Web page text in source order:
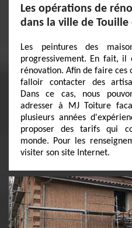
Les opérations de
dans la ville de Touille
Les peintures des
progressivement. En fait,
rénovation. Afin de faire ces
falloir contacter des
Dans ce cas, nous
adresser à MJ Toiture
plusieurs années
proposer des tarifs qui
monde. Pour les
visiter son site Internet.